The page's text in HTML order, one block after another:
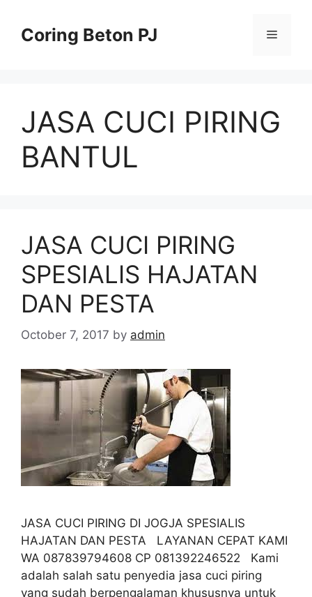
contentCoring Beton PJ Menu
JASA CUCI PIRING
BANTUL
JASA CUCI PIRING
SPESIALIS HAJATAN
DAN PESTA
October 7, 2017 by admin
JASA CUCI PIRING DI JOGJA SPESIALIS
HAJATAN DAN PESTA LAYANAN CEPAT KAMI
WA 087839794608 CP 081392246522 Kami
adalah salah satu penyedia jasa cuci piring
yang sudah berpengalaman khususnya untuk